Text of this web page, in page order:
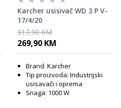
Karcher usisivač WD 3 P V-
17/4/20
317,90 KM
269,90 KM
Brand: Karcher
Tip proizvoda: Industrijski
usisavači i oprema
Snaga: 1000 W